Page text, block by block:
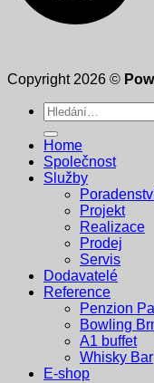
Copyright 2026 ©
Hledat:
Home
Společnost
Služby
Projekt
Realizace
Prodej
Servis
Dodavatelé
Reference
Penzion
Bowling
A1 buffet
Whisky Bar
E-shop